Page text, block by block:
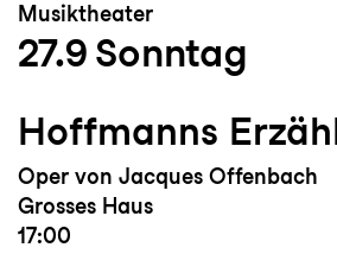
Musiktheater
27.9 Sonntag
Hoffmanns
Oper von Jacques Offenbach
Grosses Haus
17:00